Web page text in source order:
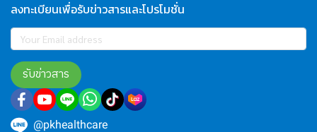
ลงทะเบียนเพื่อรับข่าวสารและโปรโมชั่น
รับข่าวสาร
@pkhealthcare